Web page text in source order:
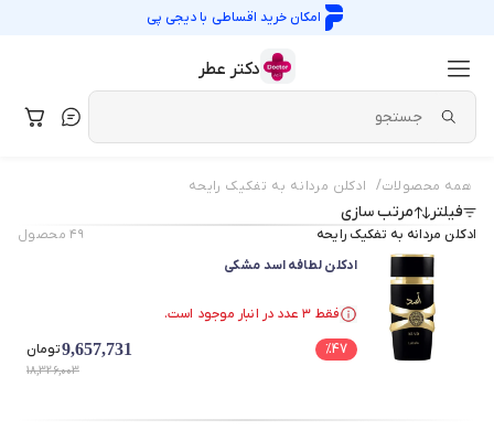
امکان خرید اقساطی بادیجی پی
دکتر عطر
همه محصولات/ ادکلن مردانه به تفکیک رایحه
فیلتر مرتب سازی
ادکلن مردانه به تفکیک رایحه ۴۹محصول
ادکلن لطافه اسد مشکی
فقط ۳ عدد در انبار موجود است.
فقط ۳ عدد در انبار موجود است.
%47
9,657,731تومان
18,326,003